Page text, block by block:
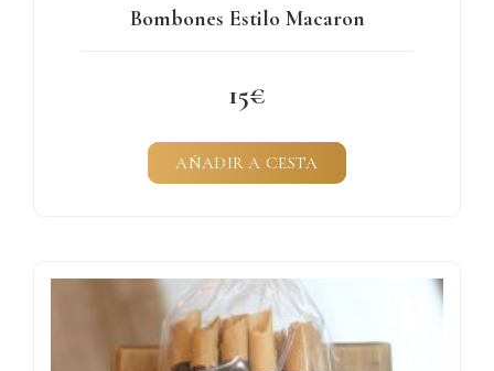
Bombones Estilo Macaron
15
AÑADIR A CESTA